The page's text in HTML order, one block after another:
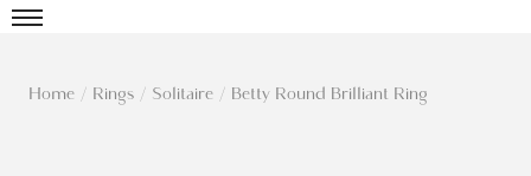
Home / Rings / Solitaire / Betty Round Brilliant Ring